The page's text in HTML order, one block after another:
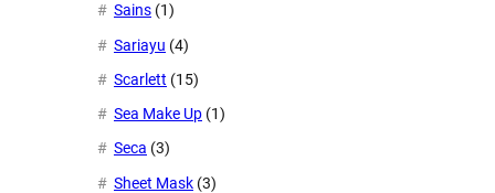
Sains (1)
Sariayu (4)
Scarlett (15)
Sea Make Up (1)
Seca (3)
Sheet Mask (3)